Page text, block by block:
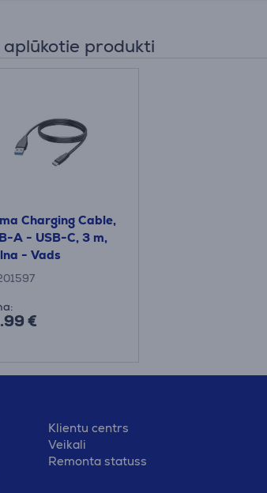
aplūkotie produkti
Charging Cable,
A - USB-C, 3 m,
- Vads
€
Klientu centrs
Veikali
Remonta statuss